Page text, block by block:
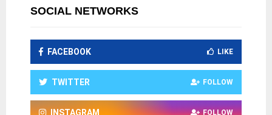
SOCIAL NETWORKS
FACEBOOK LIKE
TWITTER FOLLOW
INSTAGRAM FOLLOW